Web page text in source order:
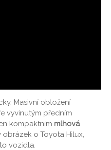
Masivní obložení
vyvinutým předním
kompaktním mlhová
obrázek o Toyota Hilux,
vozidla.